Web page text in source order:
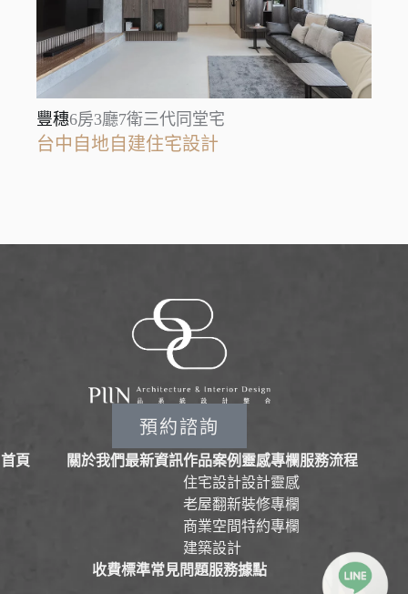
豐穗6房3廳7衛三代同堂宅
台中自地自建住宅設計
預約諮詢
首頁 關於我們最新資訊作品案例
住宅設計
老屋翻新
商業空間
建築設計
靈感專欄
設計靈感
裝修專欄
特約專欄
服務流程
收費標準常見問題服務據點